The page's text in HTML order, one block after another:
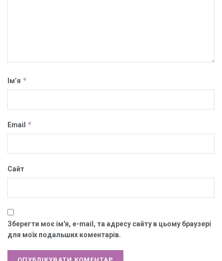
Ім’я *
Email *
Сайт
Зберегти моє ім'я, e-mail, та адресу сайту в цьому браузері
для моїх подальших коментарів.